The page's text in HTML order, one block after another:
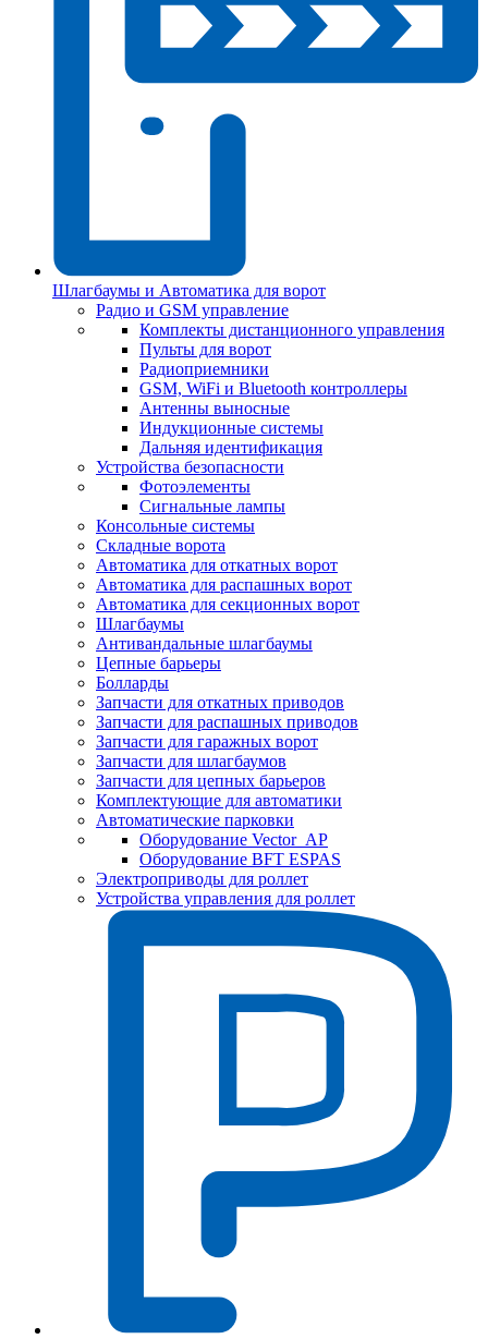
Шлагбаумы и Автоматика для ворот
Радио и GSM управление
Комплекты дистанционного управления
Пульты для ворот
Радиоприемники
GSM, WiFi и Bluetooth контроллеры
Антенны выносные
Индукционные системы
Дальняя идентификация
Устройства безопасности
Фотоэлементы
Сигнальные лампы
Консольные системы
Складные ворота
Автоматика для откатных ворот
Автоматика для распашных ворот
Автоматика для секционных ворот
Шлагбаумы
Антивандальные шлагбаумы
Цепные барьеры
Болларды
Запчасти для откатных приводов
Запчасти для распашных приводов
Запчасти для гаражных ворот
Запчасти для шлагбаумов
Запчасти для цепных барьеров
Комплектующие для автоматики
Автоматические парковки
Оборудование Vector_AP
Оборудование BFT ESPAS
Электроприводы для роллет
Устройства управления для роллет